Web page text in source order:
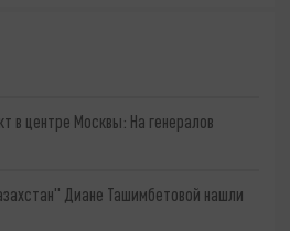
в центре Москвы: На генералов
Диане Ташимбетовой нашли